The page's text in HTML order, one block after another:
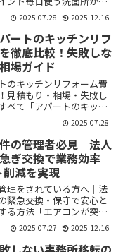
、使い勝手が悪いと感じ
ムしたいけど、費用はど
の？」「信頼できる業者
、どう選べ...
2025.07.28 2025.12.16
ートのキッチンリフ
徹底比較！失敗しな
場ガイド
のキッチンリフォーム費
見積もり・相場・失敗し
べて「アパートのキッチ
したいけど、費用の目安
ない」「そもそもどこに
の？」「節約できるコツ
見方も知り...
2025.07.28
の管理者必見｜法人
ぎ交換で業務効率
減を実現
理をされている方へ｜法
緊急交換・保守で安心と
る方法「エアコンが突然
た」「法人用の空調機の
わからない」「業務への
が心配」——杉並区で物
2025.07.27 2025.12.16